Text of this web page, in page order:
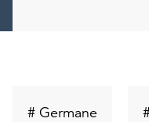
# Germane